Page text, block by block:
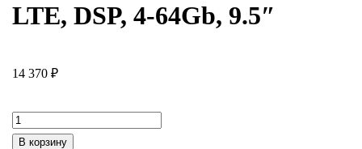
LTE, DSP, 4-64Gb, 9.5″
14 370 ₽
Количество
товара
В корзину